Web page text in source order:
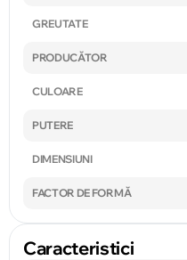
GREUTATE
PRODUCĂTOR
CULOARE
PUTERE
DIMENSIUNI
FACTOR DE FORMĂ
Caracteristici